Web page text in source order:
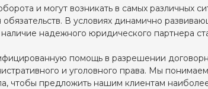
и могут возникать в самых различных
В условиях динамично
надежного юридического партнера
помощь в разрешении
и уголовного права. Мы
чтобы предложить нашим клиентам